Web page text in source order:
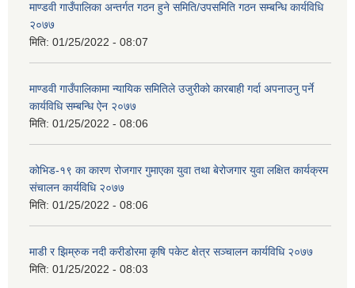
माण्डवी गाउँपालिका अन्तर्गत गठन हुने समिति/उपसमिति गठन सम्बन्धि कार्यविधि
२०७७
मिति: 01/25/2022 - 08:07
माण्डवी गाउँपालिकामा न्यायिक समितिले उजुरीको कारबाही गर्दा अपनाउनु पर्ने
कार्यविधि सम्बन्धि ऐन २०७७
मिति: 01/25/2022 - 08:06
कोभिड-१९ का कारण रोजगार गुमाएका युवा तथा बेरोजगार युवा लक्षित कार्यक्रम
संचालन कार्यविधि २०७७
मिति: 01/25/2022 - 08:06
माडी र झिम्रुक नदी करीडोरमा कृषि पकेट क्षेत्र सञ्चालन कार्यविधि २०७७
मिति: 01/25/2022 - 08:03